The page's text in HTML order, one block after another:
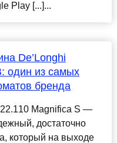
Play [...]...
De’Longhi
один из самых
бренда
Magnifica S —
достаточно
который на выходе